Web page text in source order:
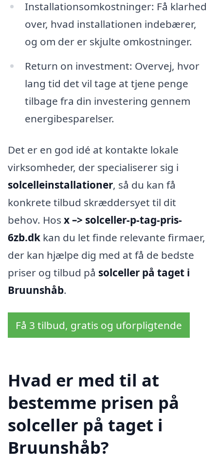
Installationsomkostninger: Få klarhed
over, hvad installationen indebærer,
og om der er skjulte omkostninger.
Return on investment: Overvej, hvor
lang tid det vil tage at tjene penge
tilbage fra din investering gennem
energibesparelser.
Det er en god idé at kontakte lokale
virksomheder, der specialiserer sig i
solcelleinstallationer, så du kan få
konkrete tilbud skræddersyet til dit
behov. Hos x –> solceller-p-tag-pris-
6zb.dk kan du let finde relevante firmaer,
der kan hjælpe dig med at få de bedste
priser og tilbud på solceller på taget i
Bruunshåb.
Få 3 tilbud, gratis og uforpligtende
Hvad er med til at
bestemme prisen på
solceller på taget i
Bruunshåb?